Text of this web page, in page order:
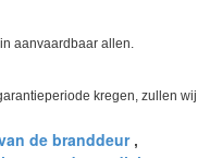
aanvaardbaar allen.
kregen, zullen wij
de branddeur,